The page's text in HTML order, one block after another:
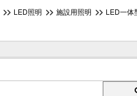
LED照明 施設用照明 LED一体